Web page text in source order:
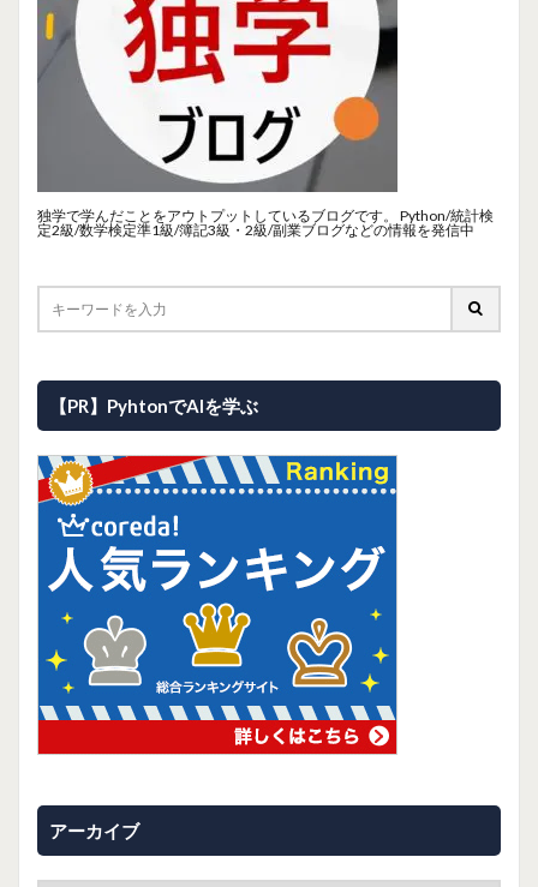
独学で学んだことをアウトプットしているブログです。 Python/統計検
定2級/数学検定準1級/簿記3級・2級/副業ブログなどの情報を発信中
【PR】PyhtonでAIを学ぶ
アーカイブ